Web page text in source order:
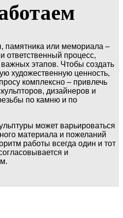
памятника или мемориала –
ответственный процесс,
этапов. Чтобы создать
художественную ценность,
комплексно – привлечь
дизайнеров и
по камню и по
может варьироваться
материала и пожеланий
работы всегда один и тот
и